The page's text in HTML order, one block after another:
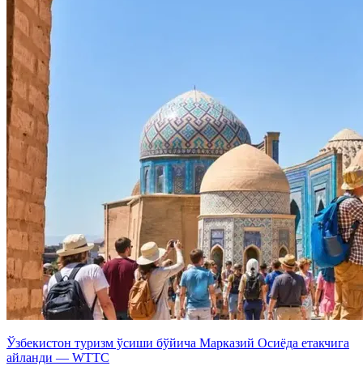
Ўзбекистон туризм ўсиши бўйича Марказий Осиёда етакчига
айланди — WTTC